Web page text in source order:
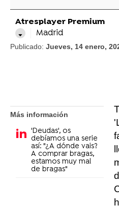
Atresplayer Premium
Madrid
Publicado: Jueves, 14 enero,
Más información
'Deudas', os
debíamos una serie
así: "¿A dónde vais?
A comprar bragas,
estamos muy mal
de bragas"